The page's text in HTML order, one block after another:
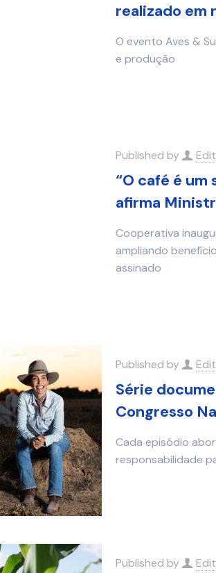
realizado em
O evento Aves &
e produção
Published by
“O café é um
afirma
Cooperativa
ampliando
assinado
Published by
Série
Congresso
Cada episódio
responsabilidade
Published by